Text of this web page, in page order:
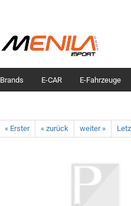
Brands E-CAR E-Fahrzeuge
« Erster « zurück weiter »